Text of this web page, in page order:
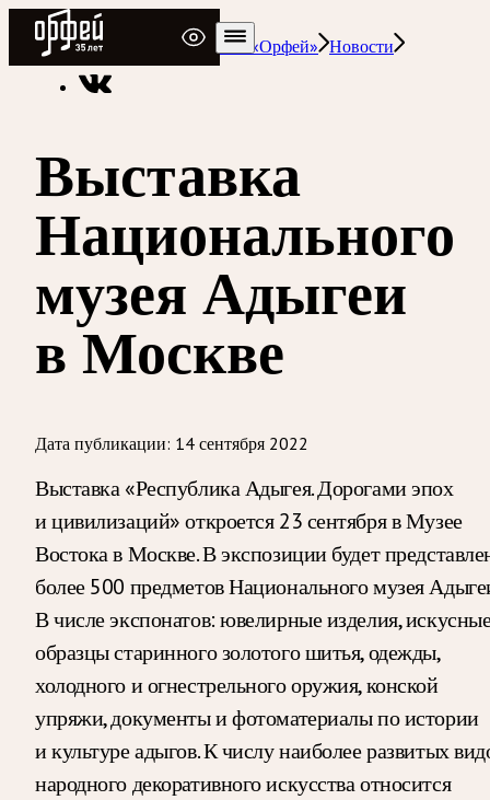
Радио Орфей
Радио классической музыки «Орфей» Новости
Выставка
Национального
музея Адыгеи
в Москве
Дата публикации: 14 сентября 2022
Выставка «Республика Адыгея. Дорогами эпох
и цивилизаций» откроется 23 сентября в Музее
Востока в Москве. В экспозиции будет
более 500 предметов Национального музея
В числе экспонатов: ювелирные изделия,
образцы старинного золотого шитья, одежды,
холодного и огнестрельного оружия, конской
упряжи, документы и фотоматериалы по истории
и культуре адыгов. К числу наиболее развитых
народного декоративного искусства относится